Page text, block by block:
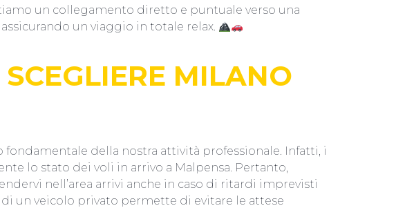
un collegamento diretto e puntuale verso una
un viaggio in totale relax.
MILANO
della nostra attività professionale. Infatti, i
lo stato dei voli in arrivo a Malpensa. Pertanto,
nell’area arrivi anche in caso di ritardi imprevisti
un veicolo privato permette di evitare le attese